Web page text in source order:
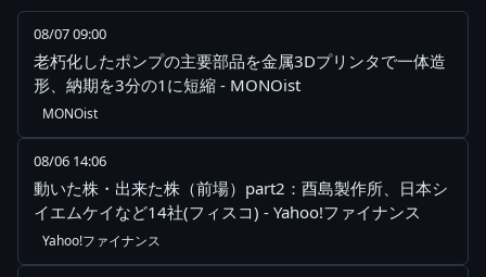
08/07 09:00
老朽化したポンプの主要部品を金属3Dプリンタで一体造
形、納期を3分の1に短縮 - MONOist
MONOist
08/06 14:06
動いた株・出来た株（前場）part2：酉島製作所、日本シ
イエムケイなど14社(フィスコ) - Yahoo!ファイナンス
Yahoo!ファイナンス